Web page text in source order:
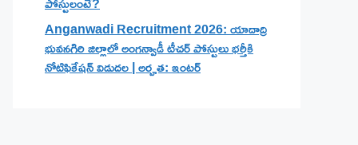
Anganwadi Recruitment 2026: యాదాద్రి
భువనగిరి జిల్లాలో అంగన్వాడీ టీచర్ పోస్టులు భర్తీకి
నోటిఫికేషన్ విడుదల | అర్హత: ఇంటర్